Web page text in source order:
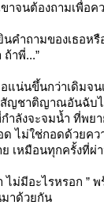
าจนต้องถามเพื่อค
คำถามของเธอหรื
าพี่...”
แน่นขึ้นกว่าเดิมจน
สัญชาติญาณอันฉับ
ำลังจะจมน้ำ ที่พย
ด ไม่ใช่กอดด้วยค
เหมือนทุกครั้งที่ผ่
ไม่มีอะไรหรอก ”
มาด้วยกัน